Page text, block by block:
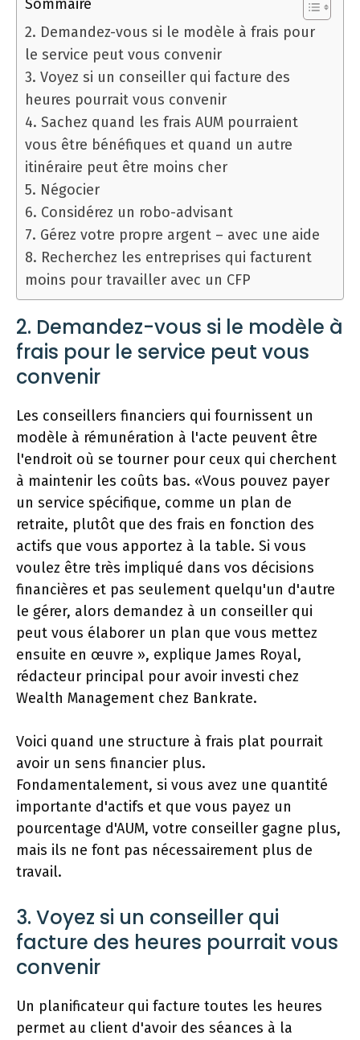
Sommaire
2. Demandez-vous si le modèle à frais pour
le service peut vous convenir
3. Voyez si un conseiller qui facture des
heures pourrait vous convenir
4. Sachez quand les frais AUM pourraient
vous être bénéfiques et quand un autre
itinéraire peut être moins cher
5. Négocier
6. Considérez un robo-advisant
7. Gérez votre propre argent – avec une aide
8. Recherchez les entreprises qui facturent
moins pour travailler avec un CFP
2. Demandez-vous si le modèle à
frais pour le service peut vous
convenir
Les conseillers financiers qui fournissent un
modèle à rémunération à l'acte peuvent être
l'endroit où se tourner pour ceux qui cherchent
à maintenir les coûts bas. «Vous pouvez payer
un service spécifique, comme un plan de
retraite, plutôt que des frais en fonction des
actifs que vous apportez à la table. Si vous
voulez être très impliqué dans vos décisions
financières et pas seulement quelqu'un d'autre
le gérer, alors demandez à un conseiller qui
peut vous élaborer un plan que vous mettez
ensuite en œuvre », explique James Royal,
rédacteur principal pour avoir investi chez
Wealth Management chez Bankrate.
Voici quand une structure à frais plat pourrait
avoir un sens financier plus.
Fondamentalement, si vous avez une quantité
importante d'actifs et que vous payez un
pourcentage d'AUM, votre conseiller gagne plus,
mais ils ne font pas nécessairement plus de
travail.
3. Voyez si un conseiller qui
facture des heures pourrait vous
convenir
Un planificateur qui facture toutes les heures
permet au client d'avoir des séances à la